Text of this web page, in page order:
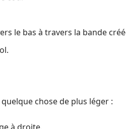
le bas à travers la bande
chose de plus léger :